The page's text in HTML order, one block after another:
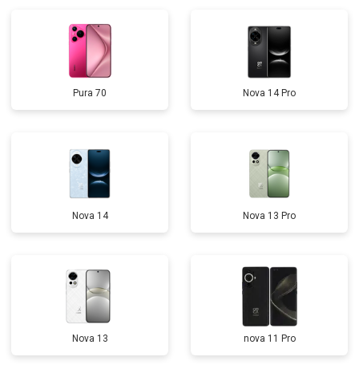
Pura 70 Nova 14 Pro
Nova 14 Nova 13 Pro
Nova 13 nova 11 Pro